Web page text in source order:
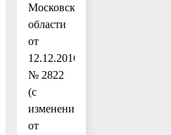
Московской
области
от
12.12.2016
№ 2822
(с
изменениями
от